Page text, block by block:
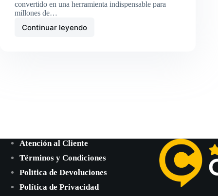
convertido en una herramienta indispensable para
millones de…
Continuar leyendo
Descubre
Detallada
Atención al Cliente
Términos y Condiciones
Política de Devoluciones
Política de Privacidad